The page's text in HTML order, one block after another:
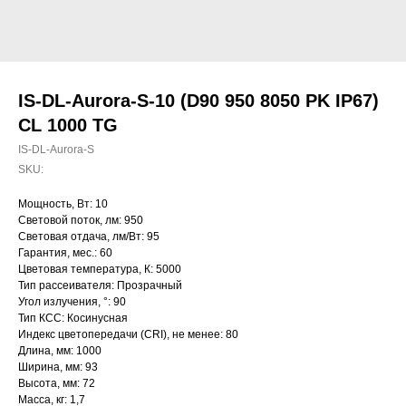
IS-DL-Aurora-S-10 (D90 950 8050 PK IP67)
CL 1000 TG
IS-DL-Aurora-S
SKU:
Мощность, Вт: 10
Световой поток, лм: 950
Световая отдача, лм/Вт: 95
Гарантия, мес.: 60
Цветовая температура, К: 5000
Тип рассеивателя: Прозрачный
Угол излучения, °: 90
Тип КСС: Косинусная
Индекс цветопередачи (CRI), не менее: 80
Длина, мм: 1000
Ширина, мм: 93
Высота, мм: 72
Масса, кг: 1,7